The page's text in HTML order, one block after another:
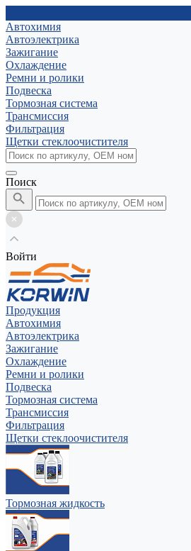
Автохимия
Автоэлектрика
Зажигание
Охлаждение
Ремни и ролики
Подвеска
Тормозная система
Трансмиссия
Фильтрация
Щетки стеклоочистителя
Поиск
Войти
Продукция
Автохимия
Автоэлектрика
Зажигание
Охлаждение
Ремни и ролики
Подвеска
Тормозная система
Трансмиссия
Фильтрация
Щетки стеклоочистителя
Тормозная жидкость